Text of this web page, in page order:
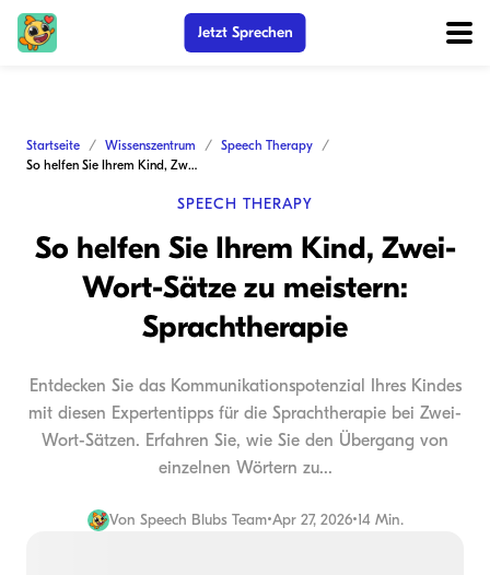
Jetzt Sprechen
Startseite Wissenszentrum
Speech Therapy
So helfen Sie Ihrem Kind, Zwei-Wort-Sätze zu meistern: Sprachtherapie
SPEECH THERAPY
So helfen Sie Ihrem Kind, Zwei-
Wort-Sätze zu meistern:
Sprachtherapie
Entdecken Sie das Kommunikationspotenzial Ihres Kindes
mit diesen Expertentipps für die Sprachtherapie bei Zwei-
Wort-Sätzen. Erfahren Sie, wie Sie den Übergang von
einzelnen Wörtern zu...
Von Speech Blubs Team•Apr 27, 2026•14 Min.